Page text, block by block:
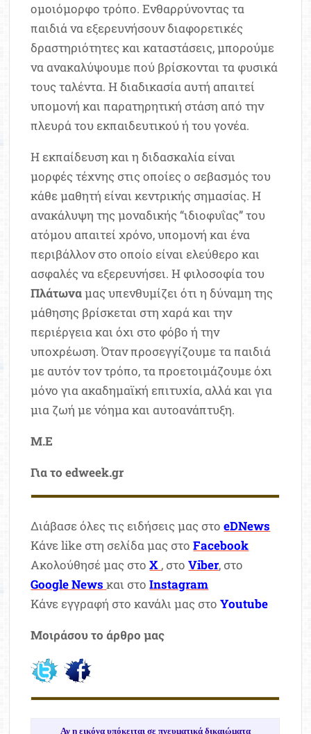
ομοιόμορφο τρόπο. Ενθαρρύνοντας τα
παιδιά να εξερευνήσουν διαφορετικές
δραστηριότητες και καταστάσεις, μπορούμε
να ανακαλύψουμε πού βρίσκονται τα φυσικά
τους ταλέντα. Η διαδικασία αυτή απαιτεί
υπομονή και παρατηρητική στάση από την
πλευρά του εκπαιδευτικού ή του γονέα.
Η εκπαίδευση και η διδασκαλία είναι
μορφές τέχνης στις οποίες ο σεβασμός του
κάθε μαθητή είναι κεντρικής σημασίας. Η
ανακάλυψη της μοναδικής “ιδιοφυΐας” του
ατόμου απαιτεί χρόνο, υπομονή και ένα
περιβάλλον στο οποίο είναι ελεύθερο και
ασφαλές να εξερευνήσει. Η φιλοσοφία του
Πλάτωναμας υπενθυμίζει ότι η δύναμη της
μάθησης βρίσκεται στη χαρά και την
περιέργεια και όχι στο φόβο ή την
υποχρέωση. Όταν προσεγγίζουμε τα παιδιά
με αυτόν τον τρόπο, τα προετοιμάζουμε όχι
μόνο για ακαδημαϊκή επιτυχία, αλλά και για
μια ζωή με νόημα και αυτοανάπτυξη.
M.E
Για το edweek.gr
Διάβασε όλες τις ειδήσεις μας στοeDNews
Κάνε like στη σελίδα μας στοFacebook
Ακολούθησέ μας στοX , στοViber, στο
Google News και στοInstagram
Κάνε εγγραφή στο κανάλι μας στοYoutube
Μοιράσου το άρθρο μας
Αν η εικόνα υπόκειται σε πνευματικά δικαιώματα